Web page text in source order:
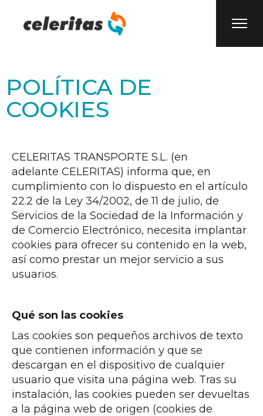
POLÍTICA DE
COOKIES
CELERITAS TRANSPORTE S.L. (en
adelante CELERITAS) informa que, en
cumplimiento con lo dispuesto en el artículo
22.2 de la Ley 34/2002, de 11 de julio, de
Servicios de la Sociedad de la Información y
de Comercio Electrónico, necesita implantar
cookies para ofrecer su contenido en la web,
así como prestar un mejor servicio a sus
usuarios.
Qué son las cookies
Las cookies son pequeños archivos de texto
que contienen información y que se
descargan en el dispositivo de cualquier
usuario que visita una página web. Tras su
instalación, las cookies pueden ser devueltas
a la página web de origen (cookies de